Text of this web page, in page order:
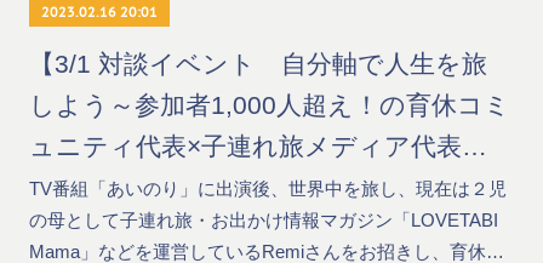
2023.02.16 20:01
【3/1 対談イベント 自分軸で人生を旅
しよう～参加者1,000人超え！の育休コミ
ュニティ代表×子連れ旅メディア代表に
学ぶやりたいを叶える方法～】
TV番組「あいのり」に出演後、世界中を旅し、現在は２児
の母として子連れ旅・お出かけ情報マガジン「LOVETABI
Mama」などを運営しているRemiさんをお招きし、育休…